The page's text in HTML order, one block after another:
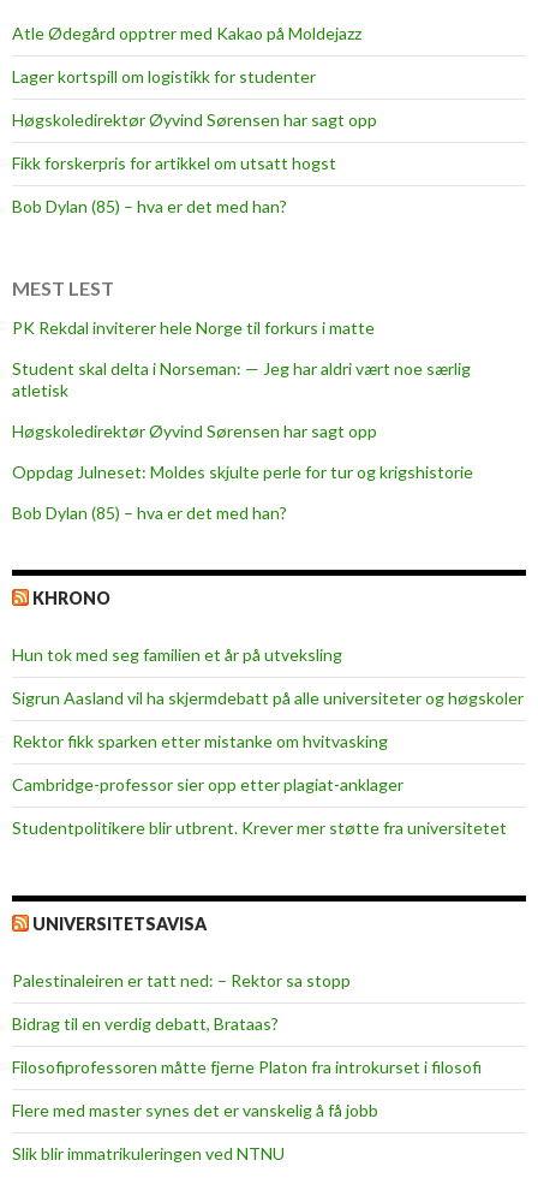
Atle Ødegård opptrer med Kakao på Moldejazz
Lager kortspill om logistikk for studenter
Høgskoledirektør Øyvind Sørensen har sagt opp
Fikk forskerpris for artikkel om utsatt hogst
Bob Dylan (85) – hva er det med han?
MEST LEST
PK Rekdal inviterer hele Norge til forkurs i matte
Student skal delta i Norseman: — Jeg har aldri vært noe særlig
atletisk
Høgskoledirektør Øyvind Sørensen har sagt opp
Oppdag Julneset: Moldes skjulte perle for tur og krigshistorie
Bob Dylan (85) – hva er det med han?
KHRONO
Hun tok med seg familien et år på utveksling
Sigrun Aasland vil ha skjerm­debatt på alle universiteter og høgskoler
Rektor fikk sparken etter mistanke om hvitvasking
Cambridge-professor sier opp etter plagiat-anklager
Studentpolitikere blir utbrent. Krever mer støtte fra universitetet
UNIVERSITETSAVISA
Palestinaleiren er tatt ned: – Rektor sa stopp
Bidrag til en verdig debatt, Brataas?
Filosofiprofessoren måtte fjerne Platon fra introkurset i filosofi
Flere med master synes det er vanskelig å få jobb
Slik blir immatrikuleringen ved NTNU